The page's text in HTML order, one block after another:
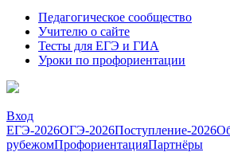
Педагогическое сообщество
Учителю о сайте
Тесты для ЕГЭ и ГИА
Уроки по профориентации
Вход
ЕГЭ-2026ОГЭ-2026Поступление-2026
рубежомПрофориентацияПартнёры